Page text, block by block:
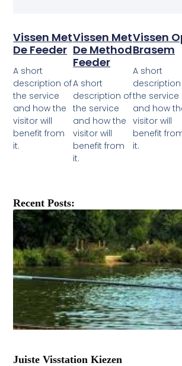
Vissen Met
De Feeder
A short
description of
the service
and how the
visitor will
benefit from
it.
Vissen Met
De Method
Feeder
A short
description of
the service
and how the
visitor will
benefit from
it.
Vissen
Brasem
A short
the service
and how
visitor will
benefit
it.
Recent Posts:
Juiste Visstation Kiezen